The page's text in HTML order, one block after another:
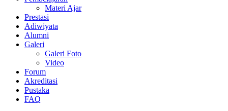
Materi Ajar
Prestasi
Adiwiyata
Alumni
Galeri
Galeri Foto
Video
Forum
Akreditasi
Pustaka
FAQ